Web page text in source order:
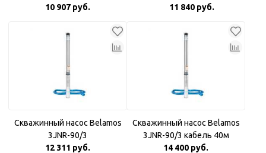
10 907 руб.
11 840 руб.
Скважинный насос Belamos
3JNR-90/3
12 311 руб.
Скважинный насос Belamos
3JNR-90/3 кабель 40м
14 400 руб.